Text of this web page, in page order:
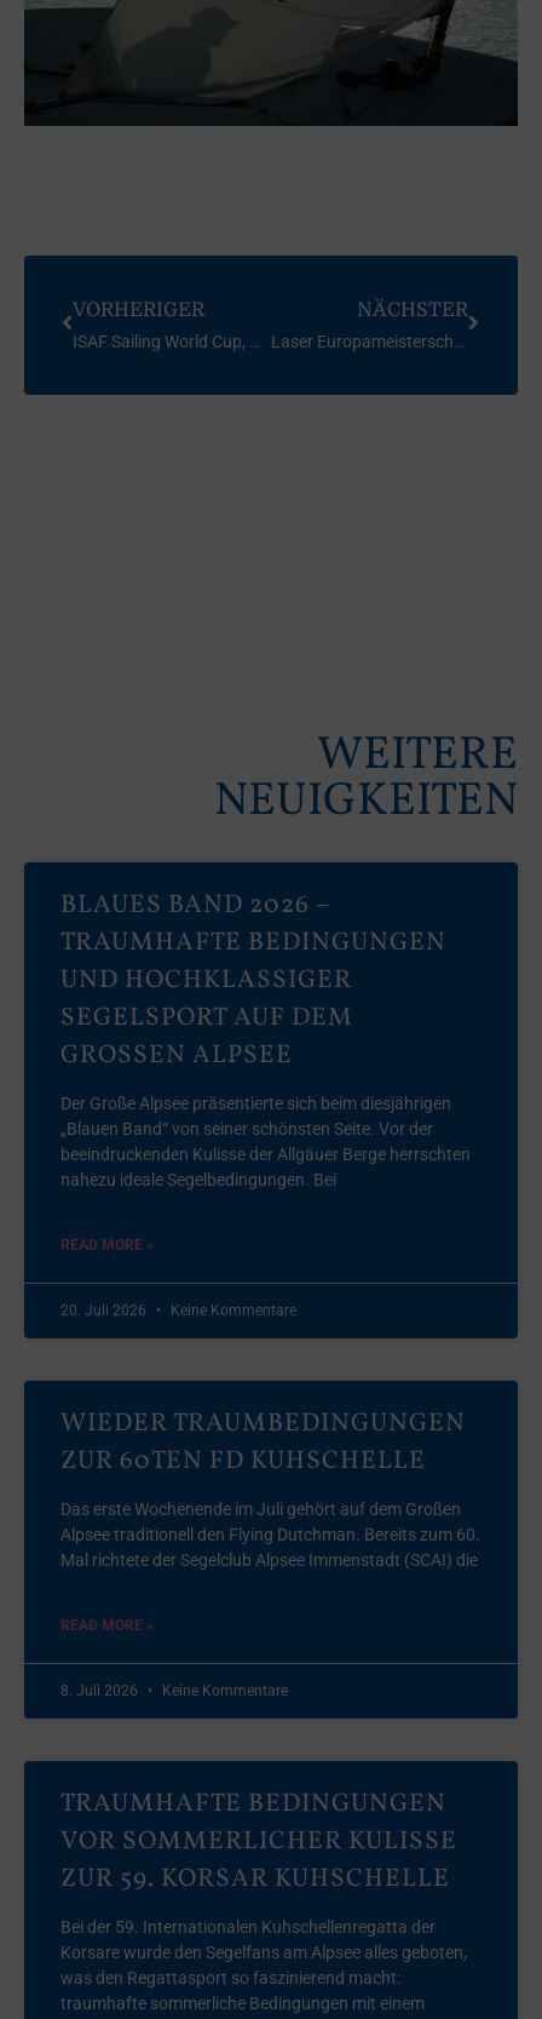
VORHERIGER
ISAF Sailing World Cup, Kiel / Ostsee, 2009 (Abschlussbericht)
NÄCHSTER
Laser Europameisterschaft Junioren 2009, Schweden
WEITERE
NEUIGKEITEN
BLAUES BAND 2026 –
TRAUMHAFTE BEDINGUNGEN
UND HOCHKLASSIGER
SEGELSPORT AUF DEM
GROSSEN ALPSEE
Der Große Alpsee präsentierte sich beim diesjährigen
„Blauen Band“ von seiner schönsten Seite. Vor der
beeindruckenden Kulisse der Allgäuer Berge herrschten
nahezu ideale Segelbedingungen. Bei
READ MORE »
20. Juli 2026 Keine Kommentare
WIEDER TRAUMBEDINGUNGEN
ZUR 60TEN FD KUHSCHELLE
Das erste Wochenende im Juli gehört auf dem Großen
Alpsee traditionell den Flying Dutchman. Bereits zum 60.
Mal richtete der Segelclub Alpsee Immenstadt (SCAI) die
READ MORE »
8. Juli 2026 Keine Kommentare
TRAUMHAFTE BEDINGUNGEN
VOR SOMMERLICHER KULISSE
ZUR 59. KORSAR KUHSCHELLE
Bei der 59. Internationalen Kuhschellenregatta der
Korsare wurde den Segelfans am Alpsee alles geboten,
was den Regattasport so faszinierend macht:
traumhafte sommerliche Bedingungen mit einem